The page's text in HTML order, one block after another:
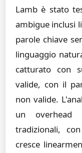
Lamb è stato
ambigue inclusi
parole chiave
linguaggio
catturato con
valide, con il
non valide.
un overhead
tradizionali,
cresce